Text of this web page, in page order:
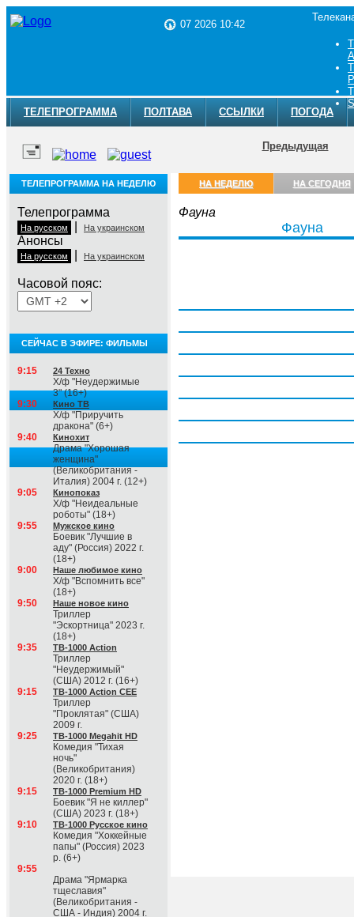
07 2026 10:42
ТЕЛЕПРОГРАММА ПОЛТАВА ССЫЛКИ ПОГОДА
Предыдущая
ТЕЛЕПРОГРАММА НА НЕДЕЛЮ
Телепрограмма
На русском На украинском
Анонсы
На русском На украинском
Часовой пояс:
СЕЙЧАС В ЭФИРЕ: ФИЛЬМЫ
9:15 24 Техно
Х/ф "Неудержимые
3" (16+)
9:30
Кино ТВ
Х/ф "Приручить
дракона" (6+)
9:40
Кинохит
Драма "Хорошая
женщина"
(Великобритания -
Италия) 2004 г. (12+)
9:05
Кинопоказ
Х/ф "Неидеальные
роботы" (18+)
9:55
Мужское кино
Боевик "Лучшие в
аду" (Россия) 2022 г.
(18+)
9:00
Наше любимое кино
Х/ф "Вспомнить все"
(18+)
9:50
Наше новое кино
Триллер
"Эскортница" 2023 г.
(18+)
9:35
ТВ-1000 Action
Триллер
"Неудержимый"
(США) 2012 г. (16+)
9:15
ТВ-1000 Action CEE
Триллер
"Проклятая" (США)
2009 г.
9:25
ТВ-1000 Megahit HD
Комедия "Тихая
ночь"
(Великобритания)
2020 г. (18+)
9:15
ТВ-1000 Premium HD
Боевик "Я не киллер"
(США) 2023 г. (18+)
9:10
ТВ-1000 Русское кино
Комедия "Хоккейные
папы" (Россия) 2023
р. (6+)
9:55
Драма "Ярмарка
тщеславия"
(Великобритания -
США - Индия) 2004 г.
НА НЕДЕЛЮ НА СЕГОДНЯ
Фауна
Фауна